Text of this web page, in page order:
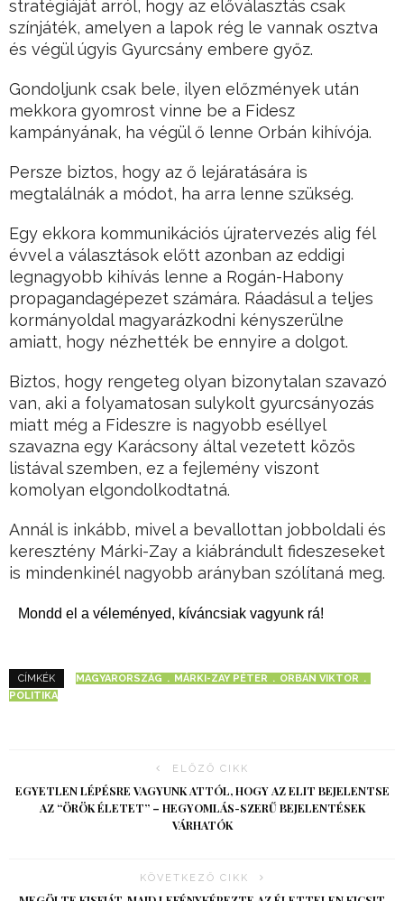
stratégiáját arról, hogy az előválasztás csak
színjáték, amelyen a lapok rég le vannak osztva
és végül úgyis Gyurcsány embere győz.
Gondoljunk csak bele, ilyen előzmények után
mekkora gyomrost vinne be a Fidesz
kampányának, ha végül ő lenne Orbán kihívója.
Persze biztos, hogy az ő lejáratására is
megtalálnák a módot, ha arra lenne szükség.
Egy ekkora kommunikációs újratervezés alig fél
évvel a választások előtt azonban az eddigi
legnagyobb kihívás lenne a Rogán-Habony
propagandagépezet számára. Ráadásul a teljes
kormányoldal magyarázkodni kényszerülne
amiatt, hogy nézhették be ennyire a dolgot.
Biztos, hogy rengeteg olyan bizonytalan szavazó
van, aki a folyamatosan sulykolt gyurcsányozás
miatt még a Fideszre is nagyobb eséllyel
szavazna egy Karácsony által vezetett közös
listával szemben, ez a fejlemény viszont
komolyan elgondolkodtatná.
Annál is inkább, mivel a bevallottan jobboldali és
keresztény Márki-Zay a kiábrándult fideszeseket
is mindenkinél nagyobb arányban szólítaná meg.
Mondd el a véleményed, kíváncsiak vagyunk rá!
CÍMKÉK MAGYARORSZÁG MÁRKI-ZAY PÉTER
ORBÁN VIKTOR
POLITIKA
ELŐZŐ CIKK
EGYETLEN LÉPÉSRE VAGYUNK ATTÓL, HOGY AZ ELIT BEJELENTSE
AZ “ÖRÖK ÉLETET” – HEGYOMLÁS-SZERŰ BEJELENTÉSEK
VÁRHATÓK
KÖVETKEZŐ CIKK